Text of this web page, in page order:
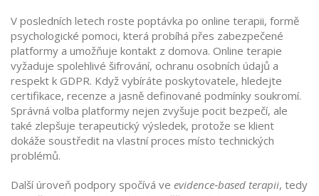
V posledních letech roste poptávka po online terapii, formě
psychologické pomoci, která probíhá přes zabezpečené
platformy a umožňuje kontakt z domova. Online terapie
vyžaduje spolehlivé šifrování, ochranu osobních údajů a
respekt k GDPR. Když vybíráte poskytovatele, hledejte
certifikace, recenze a jasně definované podmínky soukromí.
Správná volba platformy nejen zvyšuje pocit bezpečí, ale
také zlepšuje terapeutický výsledek, protože se klient
dokáže soustředit na vlastní proces místo technických
problémů.
Další úroveň podpory spočívá ve evidence‑based terapii, tedy